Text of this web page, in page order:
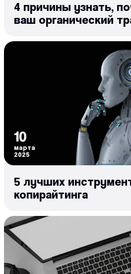
4 причины узнать,
ваш органический
10
марта
2025
5 лучших
копирайтинга